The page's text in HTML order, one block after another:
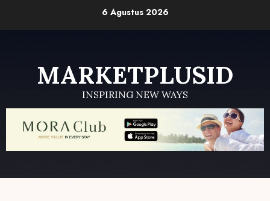
6 Agustus 2026
MARKETPLUSID
INSPIRING NEW WAYS